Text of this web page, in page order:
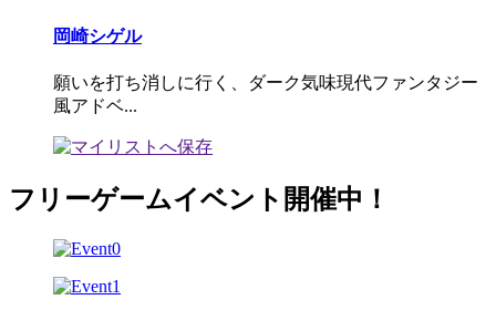
岡崎シゲル
願いを打ち消しに行く、ダーク気味現代ファンタジー
風アドベ...
フリーゲームイベント開催中！